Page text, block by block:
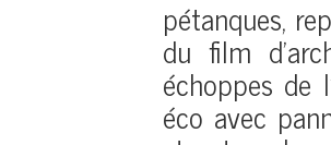
pétanques,
du film
échoppes
éco avec